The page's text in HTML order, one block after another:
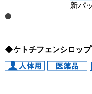
新パ
◆ケトチフェンシロップ